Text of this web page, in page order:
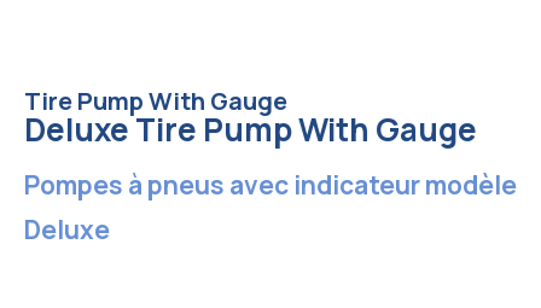
Tire Pump With Gauge
Deluxe Tire Pump With Gauge
Pompes à pneus avec indicateur modèle
Deluxe